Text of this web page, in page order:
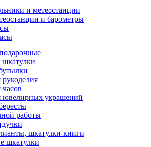
и метеостанции
и барометры
ювелирных украшений
работы
шкатулки-книги
шкатулки